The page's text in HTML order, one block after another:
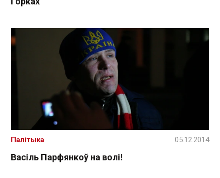
Васіль Парфянкоў на волі!
Палітыка 05.12.2014